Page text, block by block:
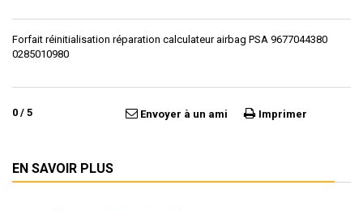
Forfait réinitialisation réparation calculateur airbag PSA 9677044380
0285010980
0 / 5 Envoyer à un ami Imprimer
EN SAVOIR PLUS